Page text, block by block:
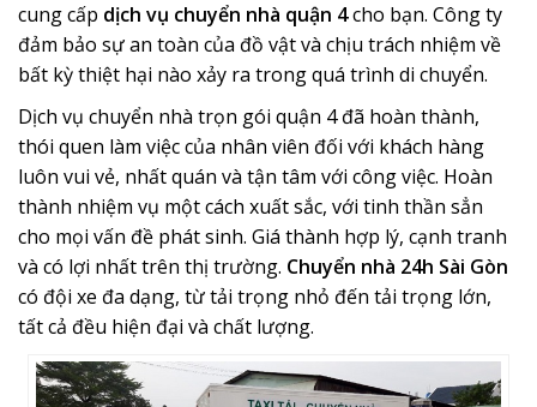
cung cấp dịch vụ chuyển nhà quận 4cho bạn. Công ty
đảm bảo sự an toàn của đồ vật và chịu trách nhiệm về
bất kỳ thiệt hại nào xảy ra trong quá trình di chuyển.
Dịch vụ chuyển nhà trọn gói quận 4 đã hoàn thành,
thói quen làm việc của nhân viên đối với khách hàng
luôn vui vẻ, nhất quán và tận tâm với công việc. Hoàn
thành nhiệm vụ một cách xuất sắc, với tinh thần sẳn
cho mọi vấn đề phát sinh. Giá thành hợp lý, cạnh tranh
và có lợi nhất trên thị trường. Chuyển nhà 24h Sài Gòn
có đội xe đa dạng, từ tải trọng nhỏ đến tải trọng lớn,
tất cả đều hiện đại và chất lượng.